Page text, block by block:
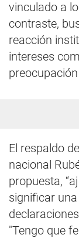
vinculado a
contraste,
reacción
intereses
El respaldo
nacional
propuesta,
significar
"Tengo que